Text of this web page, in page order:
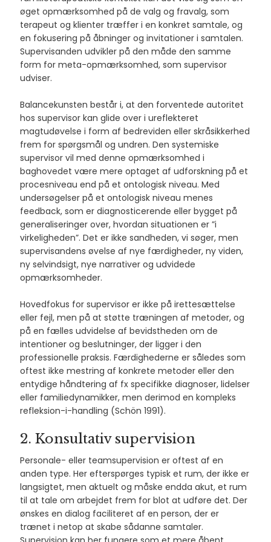
øget opmærksomhed på de valg og fravalg, som
terapeut og klienter træffer i en konkret samtale, og
en fokusering på åbninger og invitationer i samtalen.
Supervisanden udvikler på den måde den samme
form for meta-opmærksomhed, som supervisor
udviser.
Balancekunsten består i, at den forventede autoritet
hos supervisor kan glide over i ureflekteret
magtudøvelse i form af bedreviden eller skråsikkerhed
frem for spørgsmål og undren. Den systemiske
supervisor vil med denne opmærksomhed i
baghovedet være mere optaget af udforskning på et
procesniveau end på et ontologisk niveau. Med
undersøgelser på et ontologisk niveau menes
feedback, som er diagnosticerende eller bygget på
generaliseringer over, hvordan situationen er ”i
virkeligheden”. Det er ikke sandheden, vi søger, men
supervisandens øvelse af nye færdigheder, ny viden,
ny selvindsigt, nye narrativer og udvidede
opmærksomheder.
Hovedfokus for supervisor er ikke på irettesættelse
eller fejl, men på at støtte træningen af metoder, og
på en fælles udvidelse af bevidstheden om de
intentioner og beslutninger, der ligger i den
professionelle praksis. Færdighederne er således som
oftest ikke mestring af konkrete metoder eller den
entydige håndtering af fx specifikke diagnoser, lidelser
eller familiedynamikker, men derimod en kompleks
refleksion-i-handling (Schön 1991).
2. Konsultativ supervision
Personale- eller teamsupervision er oftest af en
anden type. Her efterspørges typisk et rum, der ikke er
langsigtet, men aktuelt og måske endda akut, et rum
til at tale om arbejdet frem for blot at udføre det. Der
ønskes en dialog faciliteret af en person, der er
trænet i netop at skabe sådanne samtaler.